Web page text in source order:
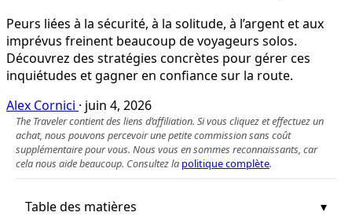
Peurs liées à la sécurité, à la solitude, à l’argent et aux
imprévus freinent beaucoup de voyageurs solos.
Découvrez des stratégies concrètes pour gérer ces
inquiétudes et gagner en confiance sur la route.
Alex Cornici · juin 4, 2026
The Traveler contient des liens d’affiliation. Si vous cliquez et effectuez un
achat, nous pouvons percevoir une petite commission sans coût
supplémentaire pour vous. Nous vous en sommes reconnaissants, car
cela nous aide beaucoup. Consultez la politique complète.
Table des matières